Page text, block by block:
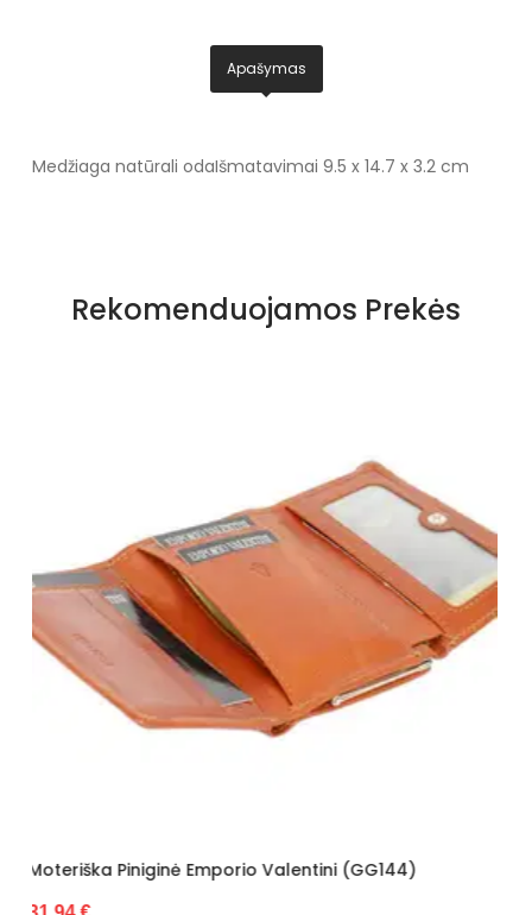
Apašymas
Medžiaga natūrali odaIšmatavimai 9.5 x 14.7 x 3.2 cm
Rekomenduojamos Prekės
(GG144) Moteriška Piniginė Z.Ricardo